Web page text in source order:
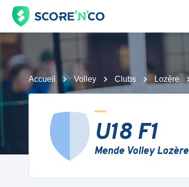
Accueil Volley Clubs Lozère
U18 F1
Mende Volley Lozère